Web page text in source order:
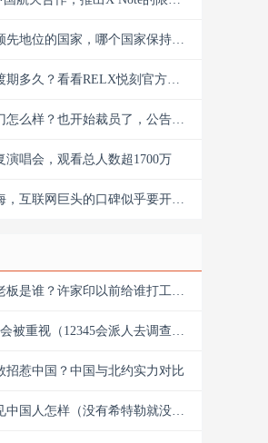
先地位的国家，哪个国家保持科
期多久？看看RELX悦刻官方微
怎么样？也开始裁员了，公告宣
演唱会，观看总人数超1700万
，互联网巨头的口碑似乎要开始
板是谁？许家印以前给谁打工？
被重视（12345会派人去调查
招惹中国？中国与北约实力对比
中国人怎样（没有希特勒就没有